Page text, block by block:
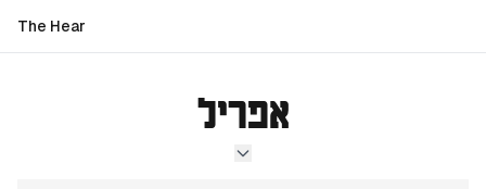
The Hear
אפריל